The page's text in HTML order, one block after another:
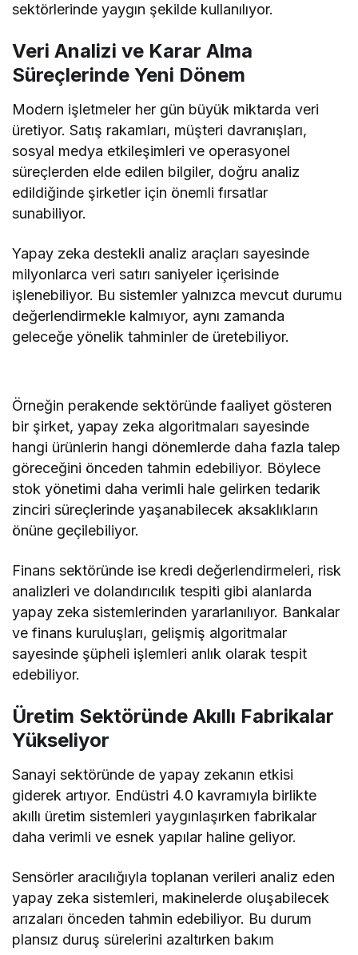
sektörlerinde yaygın şekilde kullanılıyor.
Veri Analizi ve Karar Alma
Süreçlerinde Yeni Dönem
Modern işletmeler her gün büyük miktarda veri
üretiyor. Satış rakamları, müşteri davranışları,
sosyal medya etkileşimleri ve operasyonel
süreçlerden elde edilen bilgiler, doğru analiz
edildiğinde şirketler için önemli fırsatlar
sunabiliyor.
Yapay zeka destekli analiz araçları sayesinde
milyonlarca veri satırı saniyeler içerisinde
işlenebiliyor. Bu sistemler yalnızca mevcut durumu
değerlendirmekle kalmıyor, aynı zamanda
geleceğe yönelik tahminler de üretebiliyor.
Örneğin perakende sektöründe faaliyet gösteren
bir şirket, yapay zeka algoritmaları sayesinde
hangi ürünlerin hangi dönemlerde daha fazla talep
göreceğini önceden tahmin edebiliyor. Böylece
stok yönetimi daha verimli hale gelirken tedarik
zinciri süreçlerinde yaşanabilecek aksaklıkların
önüne geçilebiliyor.
Finans sektöründe ise kredi değerlendirmeleri, risk
analizleri ve dolandırıcılık tespiti gibi alanlarda
yapay zeka sistemlerinden yararlanılıyor. Bankalar
ve finans kuruluşları, gelişmiş algoritmalar
sayesinde şüpheli işlemleri anlık olarak tespit
edebiliyor.
Üretim Sektöründe Akıllı Fabrikalar
Yükseliyor
Sanayi sektöründe de yapay zekanın etkisi
giderek artıyor. Endüstri 4.0 kavramıyla birlikte
akıllı üretim sistemleri yaygınlaşırken fabrikalar
daha verimli ve esnek yapılar haline geliyor.
Sensörler aracılığıyla toplanan verileri analiz eden
yapay zeka sistemleri, makinelerde oluşabilecek
arızaları önceden tahmin edebiliyor. Bu durum
plansız duruş sürelerini azaltırken bakım